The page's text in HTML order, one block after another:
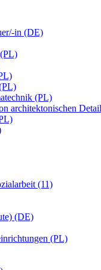
in (DE)
(PL)
architektonischen
(11)
(DE)
(PL)